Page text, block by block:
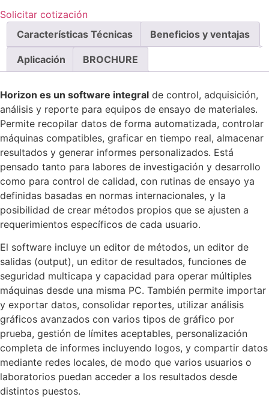
Solicitar cotización
Características Técnicas
Beneficios y ventajas
Aplicación BROCHURE
Horizon es un software integral de control, adquisición,
análisis y reporte para equipos de ensayo de materiales.
Permite recopilar datos de forma automatizada, controlar
máquinas compatibles, graficar en tiempo real, almacenar
resultados y generar informes personalizados. Está
pensado tanto para labores de investigación y desarrollo
como para control de calidad, con rutinas de ensayo ya
definidas basadas en normas internacionales, y la
posibilidad de crear métodos propios que se ajusten a
requerimientos específicos de cada usuario.
El software incluye un editor de métodos, un editor de
salidas (output), un editor de resultados, funciones de
seguridad multicapa y capacidad para operar múltiples
máquinas desde una misma PC. También permite importar
y exportar datos, consolidar reportes, utilizar análisis
gráficos avanzados con varios tipos de gráfico por
prueba, gestión de límites aceptables, personalización
completa de informes incluyendo logos, y compartir datos
mediante redes locales, de modo que varios usuarios o
laboratorios puedan acceder a los resultados desde
distintos puestos.